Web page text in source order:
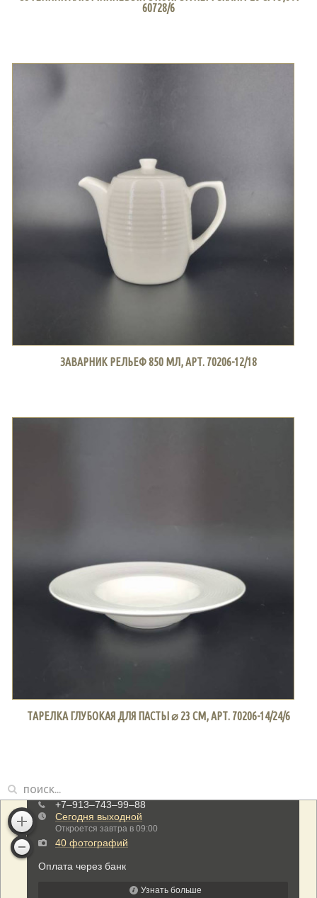
60728/6
ЗАВАРНИК РЕЛЬЕФ 850 МЛ, АРТ. 70206-12/18
ТАРЕЛКА ГЛУБОКАЯ ДЛЯ ПАСТЫ ⌀ 23 СМ, АРТ. 70206-14/24/6